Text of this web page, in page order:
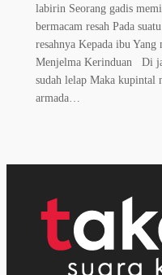
labirin Seorang gadis
bermacam resah Pada
resahnya Kepada ibu
Menjelma Kerinduan Di
sudah lelap Maka kupintal
armada…